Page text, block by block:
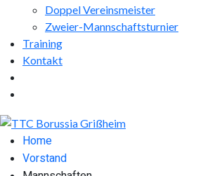
Doppel Vereinsmeister
Zweier-Mannschaftsturnier
Training
Kontakt
Home
Vorstand